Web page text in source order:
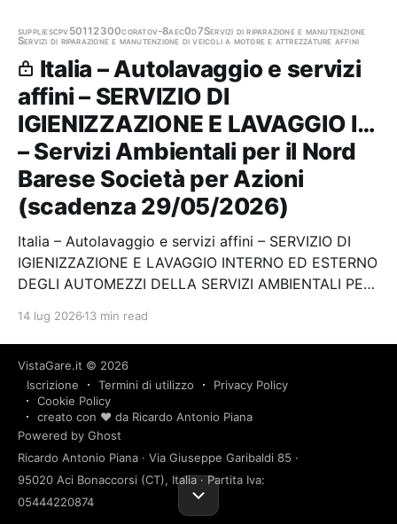
suppliescpv50112300coratov-8aec0d7Servizi di riparazione e manutenzione
Servizi di riparazione e manutenzione di veicoli a motore e attrezzature affini
Italia – Autolavaggio e servizi
affini – SERVIZIO DI
IGIENIZZAZIONE E LAVAGGIO I…
– Servizi Ambientali per il Nord
Barese Società per Azioni
(scadenza 29/05/2026)
Italia – Autolavaggio e servizi affini – SERVIZIO DI
IGIENIZZAZIONE E LAVAGGIO INTERNO ED ESTERNO
DEGLI AUTOMEZZI DELLA SERVIZI AMBIENTALI PER
DUE LOTTI Stazione appaltante: Servizi Ambientali
per il Nord Barese Società per Azioni Scadenza
29/05/2026…
14 lug 2026 13 min read
suppliesbrescia v-8aec0d7
Italia – Servizi assicurativi –
Polizza All Risks patrimonio
immobiliare, mobili… – Settore
Acquisizioni di Beni Servizi e
Lavori (scadenza 08/06/2026)
VistaGare.it © 2026
Iscrizione
Termini di utilizzo
Privacy Policy
Cookie Policy
creato con ❤️ da Ricardo Antonio Piana
Powered by Ghost
Ricardo Antonio Piana · Via Giuseppe Garibaldi 85 ·
95020 Aci Bonaccorsi (CT), Italia · Partita Iva:
05444220874